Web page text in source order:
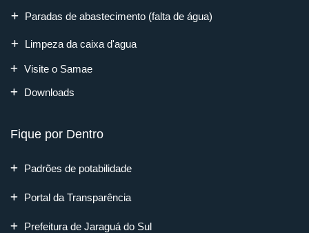
Paradas de abastecimento (falta de água)
Limpeza da caixa d'agua
Visite o Samae
Downloads
Fique por Dentro
Padrões de potabilidade
Portal da Transparência
Prefeitura de Jaraguá do Sul